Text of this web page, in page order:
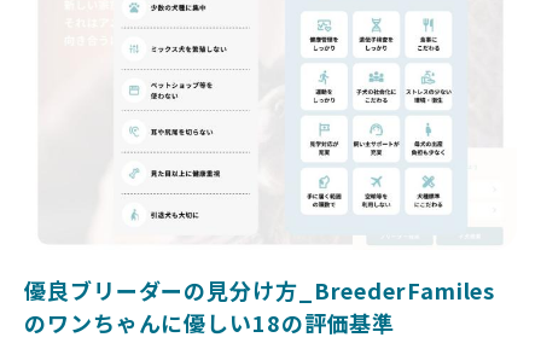
だからこそ、私たちは正しい情報と安心して選べる場所を提
供すべきだと考えています。BreederFamiliesでは、ワンち
ゃんを家族のように愛する「優良ブリーダー」のみを独自の
厳しい基準で厳選し、その評価基準や評価結果をオープンに
しています。これにより、消費者の皆様が安心して子犬やブ
リーダーを選べる環境を整えています。
そして、消費者の皆様が正しい情報をもとに優良ブリーダー
を求めることで、ワンちゃんを家族のように愛する優良ブリ
ーダーが増え、営利優先の「悪徳ブリーダー」が自然と淘汰
される社会を目指しています。目の前の子犬だけでなく、親
ゃんに優しい世界を築いていきたいと考えています。
優良ブリーダーの見分け方_BreederFamiles
のワンちゃんに優しい18の評価基準